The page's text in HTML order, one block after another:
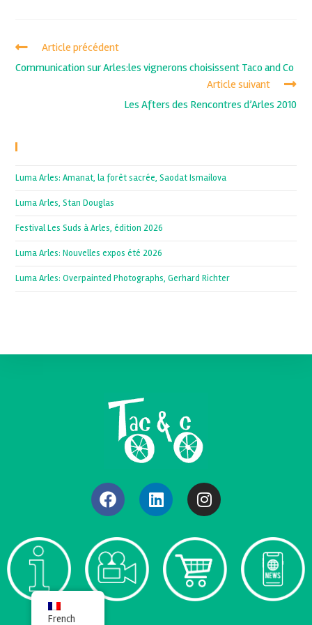
Article précédent
Communication sur Arles:les vignerons choisissent Taco and Co
Article suivant
Les Afters des Rencontres d’Arles 2010
Luma Arles: Amanat, la forêt sacrée, Saodat Ismailova
Luma Arles, Stan Douglas
Festival Les Suds à Arles, édition 2026
Luma Arles: Nouvelles expos été 2026
Luma Arles: Overpainted Photographs, Gerhard Richter
French